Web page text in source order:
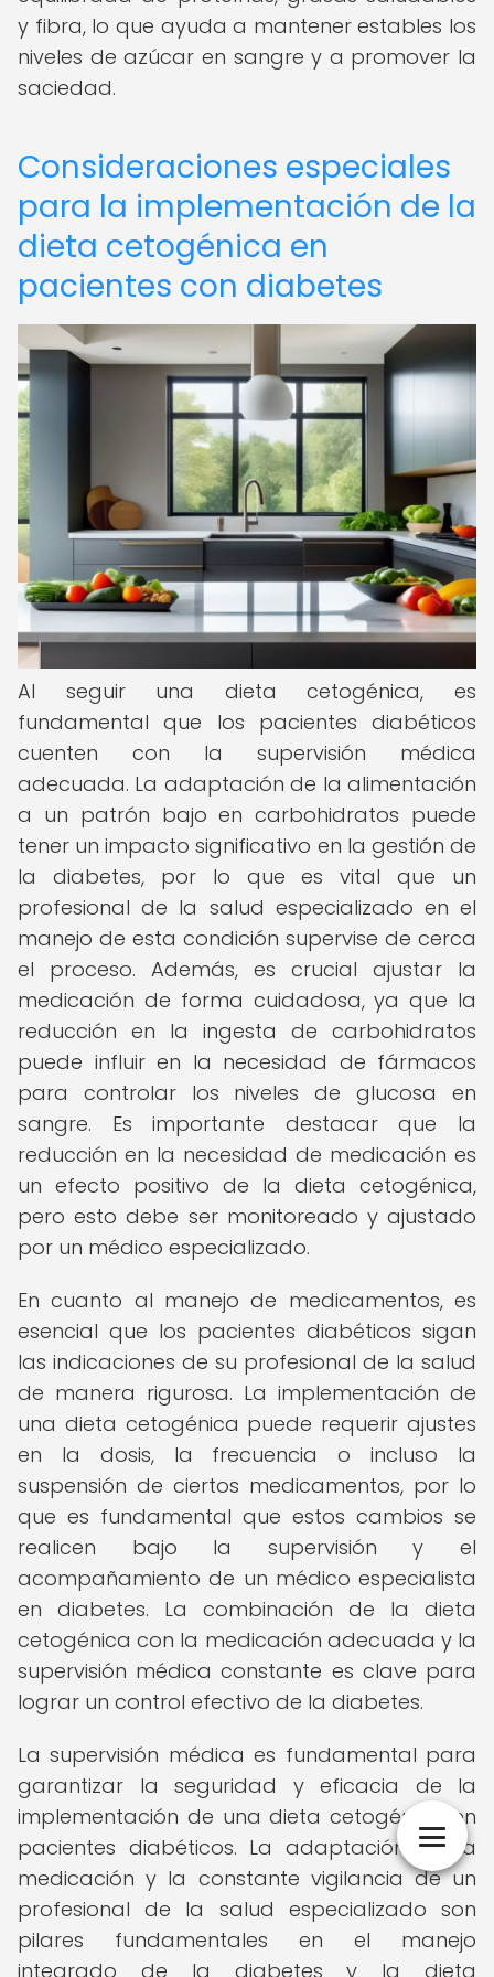
y fibra, lo que ayuda a mantener estables los
niveles de azúcar en sangre y a promover la
saciedad.
Consideraciones especiales
para la implementación de la
dieta cetogénica en
pacientes con diabetes
Al seguir una dieta cetogénica, es
fundamental que los pacientes diabéticos
cuenten con la supervisión médica
adecuada. La adaptación de la alimentación
a un patrón bajo en carbohidratos puede
tener un impacto significativo en la gestión de
la diabetes, por lo que es vital que un
profesional de la salud especializado en el
manejo de esta condición supervise de cerca
el proceso. Además, es crucial ajustar la
medicación de forma cuidadosa, ya que la
reducción en la ingesta de carbohidratos
puede influir en la necesidad de fármacos
para controlar los niveles de glucosa en
sangre. Es importante destacar que la
reducción en la necesidad de medicación es
un efecto positivo de la dieta cetogénica,
pero esto debe ser monitoreado y ajustado
por un médico especializado.
En cuanto al manejo de medicamentos, es
esencial que los pacientes diabéticos sigan
las indicaciones de su profesional de la salud
de manera rigurosa. La implementación de
una dieta cetogénica puede requerir ajustes
en la dosis, la frecuencia o incluso la
suspensión de ciertos medicamentos, por lo
que es fundamental que estos cambios se
realicen bajo la supervisión y el
acompañamiento de un médico especialista
en diabetes. La combinación de la dieta
cetogénica con la medicación adecuada y la
supervisión médica constante es clave para
lograr un control efectivo de la diabetes.
La supervisión médica es fundamental para
garantizar la seguridad y eficacia de la
implementación de una dieta cetogénica en
pacientes diabéticos. La adaptación de la
medicación y la constante vigilancia de un
profesional de la salud especializado son
pilares fundamentales en el manejo
integrado de la diabetes y la dieta